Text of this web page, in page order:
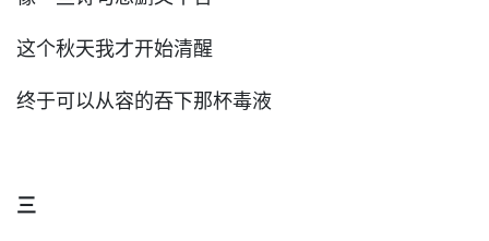
这个秋天我才开始清醒
终于可以从容的吞下那杯毒液
三